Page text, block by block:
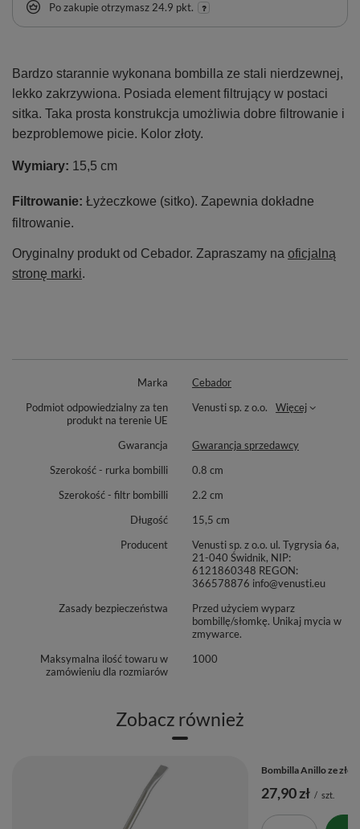
Po zakupie otrzymasz24.9 pkt.
Bardzo starannie wykonana bombilla ze stali nierdzewnej,
lekko zakrzywiona. Posiada element filtrujący w postaci
sitka. Taka prosta konstrukcja umożliwia dobre filtrowanie i
bezproblemowe picie. Kolor złoty.
Wymiary: 15,5 cm
Filtrowanie: Łyżeczkowe (sitko). Zapewnia dokładne
filtrowanie.
Oryginalny produkt od Cebador. Zapraszamy na oficjalną
stronę marki.
Marka
Cebador
Podmiot odpowiedzialny za ten
produkt na terenie UE
Venusti sp. z o.o. Więcej
Gwarancja
Gwarancja sprzedawcy
Szerokość - rurka bombilli
0.8 cm
Szerokość - filtr bombilli
2.2 cm
Długość
15,5 cm
Producent
Venusti sp. z o.o. ul. Tygrysia 6a,
21-040 Świdnik, NIP:
6121860348 REGON:
366578876 info@venusti.eu
Zasady bezpieczeństwa
Przed użyciem wyparz
bombillę/słomkę. Unikaj mycia w
zmywarce.
Maksymalna ilość towaru w
zamówieniu dla rozmiarów
1000
Zobacz również
Bombilla Anillo ze
27,90 zł / szt.